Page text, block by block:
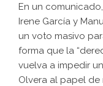
En un
Irene García y
un voto masivo
forma que la
vuelva a impedir
Olvera al papel